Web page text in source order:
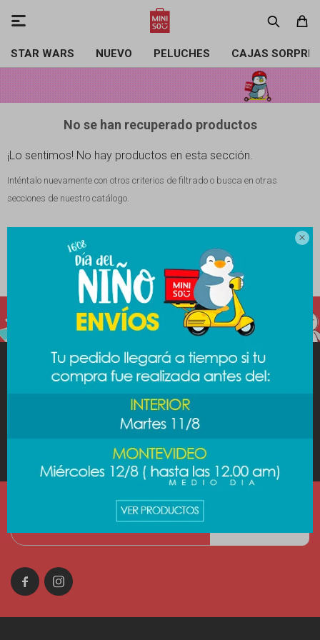

STAR WARS NUEVO PELUCHES CAJAS

No se han recuperado productos
¡Lo sentimos! No hay productos en esta sección.
Inténtalo nuevamente con otros criterios de filtrado o busca en otras
secciones de nuestro catálogo.
Salud y belleza
 